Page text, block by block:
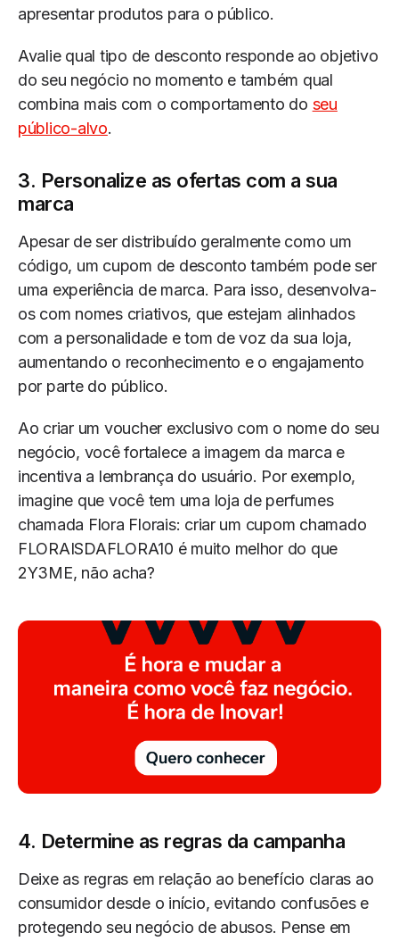
apresentar produtos para o público.
Avalie qual tipo de desconto responde ao objetivo
do seu negócio no momento e também qual
combina mais com o comportamento do seu
público-alvo.
3. Personalize as ofertas com a sua
marca
Apesar de ser distribuído geralmente como um
código, um cupom de desconto também pode ser
uma experiência de marca. Para isso, desenvolva-
os com nomes criativos, que estejam alinhados
com a personalidade e tom de voz da sua loja,
aumentando o reconhecimento e o engajamento
por parte do público.
Ao criar um voucher exclusivo com o nome do seu
negócio, você fortalece a imagem da marca e
incentiva a lembrança do usuário. Por exemplo,
imagine que você tem uma loja de perfumes
chamada Flora Florais: criar um cupom chamado
FLORAISDAFLORA10 é muito melhor do que
2Y3ME, não acha?
4. Determine as regras da campanha
Deixe as regras em relação ao benefício claras ao
consumidor desde o início, evitando confusões e
protegendo seu negócio de abusos. Pense em